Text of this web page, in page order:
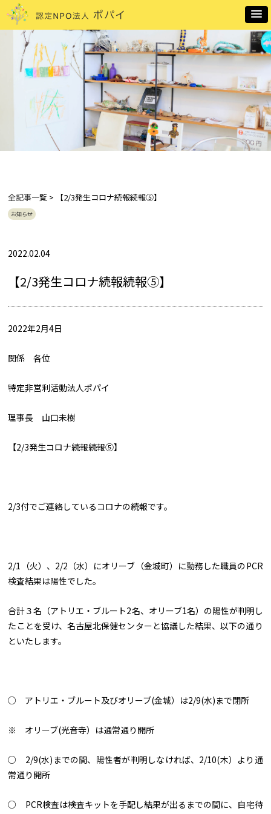
全記事一覧 > 【2/3発生コロナ続報続報⑤】
お知らせ
2022.02.04
【2/3発生コロナ続報続報⑤】
2022年2月4日
関係 各位
特定非営利活動法人ポパイ
理事長 山口未樹
【2/3発生コロナ続報続報⑤】
2/3付でご連絡しているコロナの続報です。
2/1（火）、2/2（水）にオリーブ（金城町）に勤務した職員のPCR
検査結果は陽性でした。
合計３名（アトリエ・ブルート2名、オリーブ1名）の陽性が判明し
たことを受け、名古屋北保健センターと協議した結果、以下の通り
といたします。
○ アトリエ・ブルート及びオリーブ(金城）は2/9(水)まで閉所
※ オリーブ(光音寺）は通常通り開所
○ 2/9(水)までの間、陽性者が判明しなければ、2/10(木）より通
常通り開所
○ PCR検査は検査キットを手配し結果が出るまでの間に、自宅待